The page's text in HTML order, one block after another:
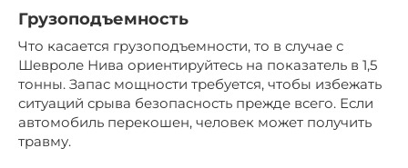
Грузоподъемность
Что касается грузоподъемности, то в случае с
Шевроле Нива ориентируйтесь на показатель в 1,5
тонны. Запас мощности требуется, чтобы избежать
ситуаций срыва безопасность прежде всего. Если
автомобиль перекошен, человек может получить
травму.